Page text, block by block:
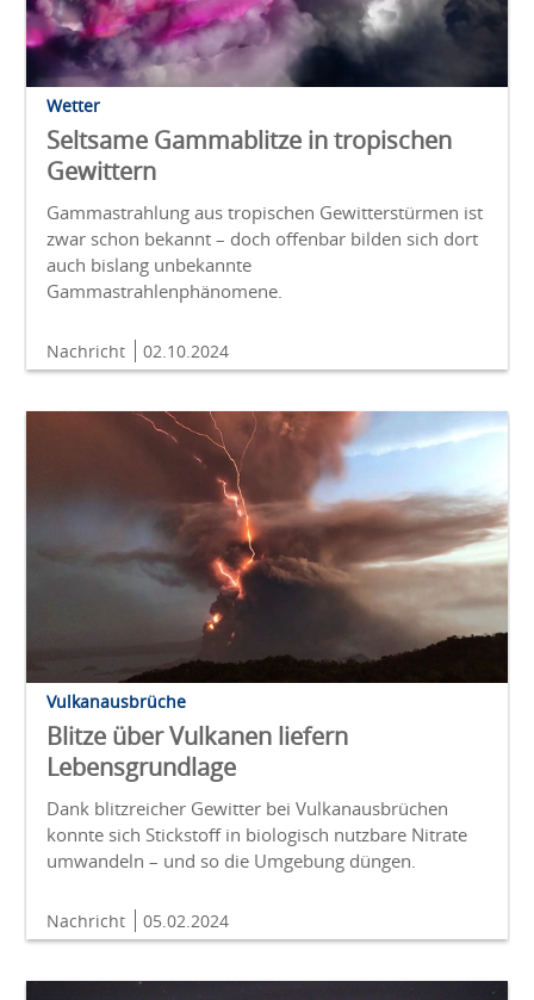
Wetter
Seltsame Gammablitze in tropischen
Gewittern
Gammastrahlung aus tropischen Gewitterstürmen ist
zwar schon bekannt – doch offenbar bilden sich dort
auch bislang unbekannte
Gammastrahlenphänomene.
Nachricht 02.10.2024
Vulkanausbrüche
Blitze über Vulkanen liefern
Lebensgrundlage
Dank blitzreicher Gewitter bei Vulkanausbrüchen
konnte sich Stickstoff in biologisch nutzbare Nitrate
umwandeln – und so die Umgebung düngen.
Nachricht 05.02.2024